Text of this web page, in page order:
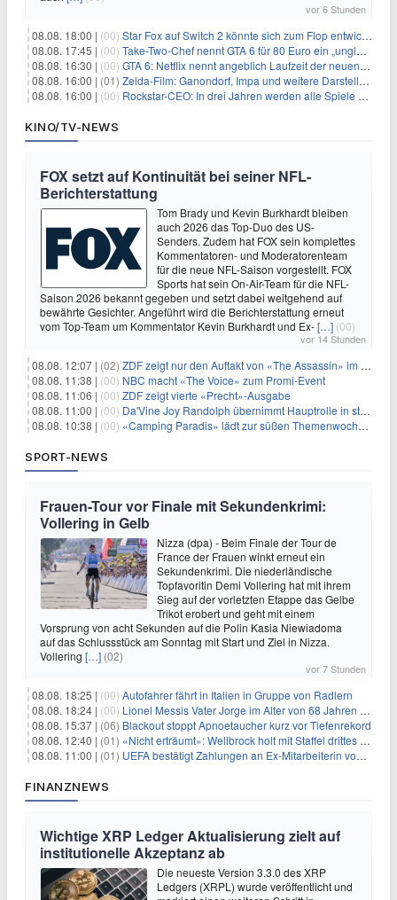
vor 6 Stunden
08.08. 18:00 | (00) Star Fox auf Switch 2 könnte sich zum Flop entwickeln
08.08. 17:45 | (00) Take-Two-Chef nennt GTA 6 für 80 Euro ein „unglaubliches Schnäppchen“
08.08. 16:30 | (00) GTA 6: Netflix nennt angeblich Laufzeit der neuen Gameplay-Präsentation
08.08. 16:00 | (01) Zelda-Film: Ganondorf, Impa und weitere Darsteller sollen feststehen
08.08. 16:00 | (00) Rockstar-CEO: In drei Jahren werden alle Spiele gestreamt
KINO/TV-NEWS
FOX setzt auf Kontinuität bei seiner NFL-
Berichterstattung
Tom Brady und Kevin Burkhardt bleiben
auch 2026 das Top-Duo des US-
Senders. Zudem hat FOX sein komplettes
Kommentatoren- und Moderatorenteam
für die neue NFL-Saison vorgestellt. FOX
Sports hat sein On-Air-Team für die NFL-
Saison 2026 bekannt gegeben und setzt dabei weitgehend auf
bewährte Gesichter. Angeführt wird die Berichterstattung erneut
vom Top-Team um Kommentator Kevin Burkhardt und Ex-[…] (00)
vor 14 Stunden
08.08. 12:07 | (02) ZDF zeigt nur den Auftakt von «The Assassin» im Fernsehen
08.08. 11:38 | (00) NBC macht «The Voice» zum Promi-Event
08.08. 11:06 | (00) ZDF zeigt vierte «Precht»-Ausgabe
08.08. 11:00 | (00) Da'Vine Joy Randolph übernimmt Hauptrolle in starbesetzter schwarzer Komödie
08.08. 10:38 | (00) «Camping Paradis» lädt zur süßen Themenwoche ein
SPORT-NEWS
Frauen-Tour vor Finale mit Sekundenkrimi:
Vollering in Gelb
Nizza (dpa) - Beim Finale der Tour de
France der Frauen winkt erneut ein
Sekundenkrimi. Die niederländische
Topfavoritin Demi Vollering hat mit ihrem
Sieg auf der vorletzten Etappe das Gelbe
Trikot erobert und geht mit einem
Vorsprung von acht Sekunden auf die Polin Kasia Niewiadoma
auf das Schlussstück am Sonntag mit Start und Ziel in Nizza.
Vollering […] (02)
vor 7 Stunden
08.08. 18:25 | (00) Autofahrer fährt in Italien in Gruppe von Radlern
08.08. 18:24 | (00) Lionel Messis Vater Jorge im Alter von 68 Jahren gestorben
08.08. 15:37 | (06) Blackout stoppt Apnoetaucher kurz vor Tiefenrekord
08.08. 12:40 | (01) «Nicht erträumt»: Wellbrock holt mit Staffel drittes EM-Gold
08.08. 11:00 | (01) UEFA bestätigt Zahlungen an Ex-Mitarbeiterin von Infantino
FINANZNEWS
Wichtige XRP Ledger Aktualisierung zielt auf
institutionelle Akzeptanz ab
Die neueste Version 3.3.0 des XRP
Ledgers (XRPL) wurde veröffentlicht und